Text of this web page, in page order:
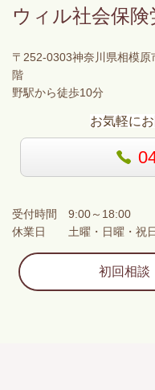
ウィル社会保
〒252-0303神奈川県相模
階 小田
野駅から徒歩10分
お気軽に
受付時間 9:00～18:00
休業日 土曜・日曜・祝
初回相談